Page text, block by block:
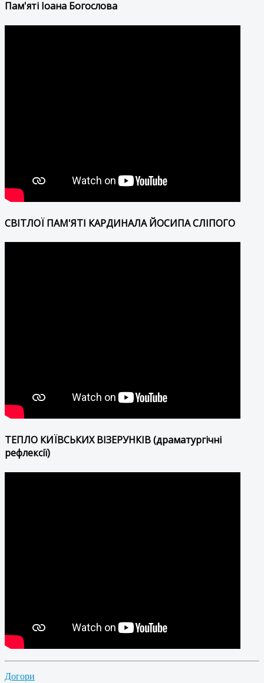
Пам'яті Іоана Богослова
СВІТЛОЇ ПАМ'ЯТІ КАРДИНАЛА ЙОСИПА СЛІПОГО
ТЕПЛО КИЇВСЬКИХ ВІЗЕРУНКІВ (драматургічні
рефлексії)
Догори